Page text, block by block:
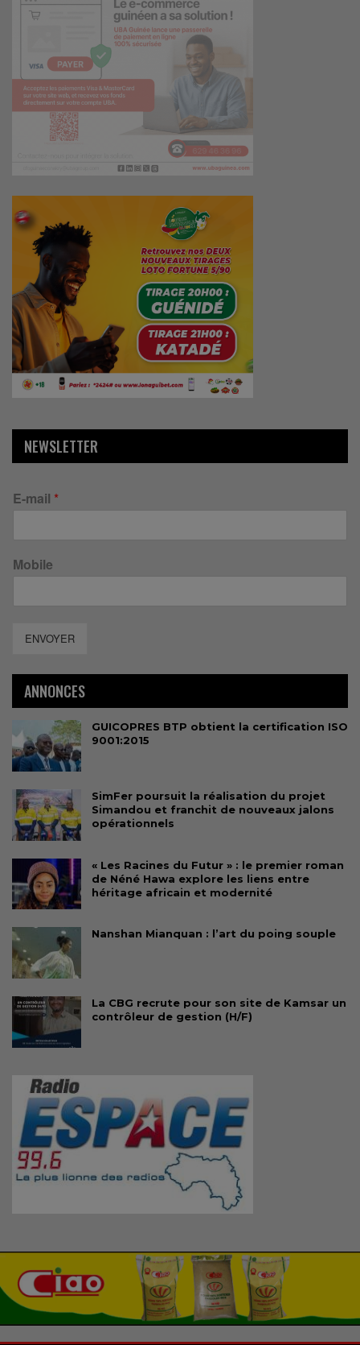
NEWSLETTER
E-mail *
Mobile
ENVOYER
ANNONCES
GUICOPRES BTP obtient la certification ISO
9001:2015
SimFer poursuit la réalisation du projet
Simandou et franchit de nouveaux jalons
opérationnels
« Les Racines du Futur » : le premier roman
de Néné Hawa explore les liens entre
héritage africain et modernité
Nanshan Mianquan : l’art du poing souple
La CBG recrute pour son site de Kamsar un
contrôleur de gestion (H/F)